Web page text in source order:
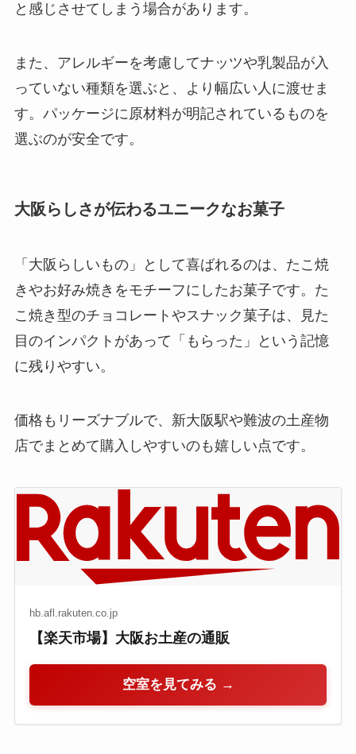
と感じさせてしまう場合があります。
また、アレルギーを考慮してナッツや乳製品が入
っていない種類を選ぶと、より幅広い人に渡せま
す。パッケージに原材料が明記されているものを
選ぶのが安全です。
大阪らしさが伝わるユニークなお菓子
「大阪らしいもの」として喜ばれるのは、たこ焼
きやお好み焼きをモチーフにしたお菓子です。た
こ焼き型のチョコレートやスナック菓子は、見た
目のインパクトがあって「もらった」という記憶
に残りやすい。
価格もリーズナブルで、新大阪駅や難波の土産物
店でまとめて購入しやすいのも嬉しい点です。
hb.afl.rakuten.co.jp
【楽天市場】大阪お土産の通販
空室を見てみる →